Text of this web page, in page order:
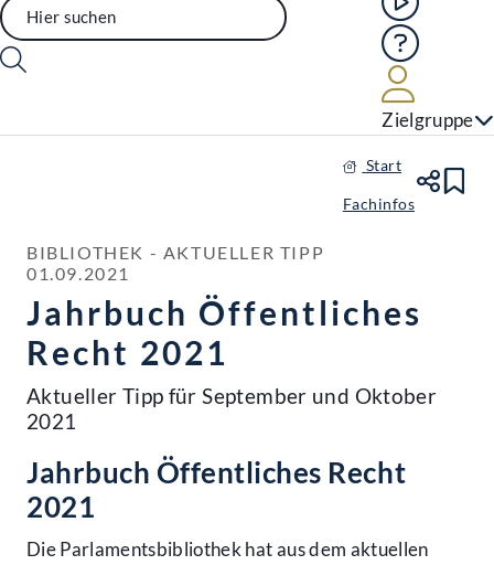
Hilfe
Zielgruppe
Start
Fachinfos
BIBLIOTHEK - AKTUELLER TIPP
01.09.2021
Jahrbuch Öffentliches
Recht 2021
Aktueller Tipp für September und Oktober
2021
Jahrbuch Öffentliches Recht
2021
Die Parlamentsbibliothek hat aus dem aktuellen